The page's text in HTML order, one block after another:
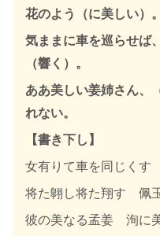
花のよう（に美しい）。
気ままに車を巡らせば
（響く）。
ああ美しい姜姉さん、
れない。
【書き下し】
女有りて車を同じくす
将た翺し将た翔す 佩
彼の美なる孟姜 洵に